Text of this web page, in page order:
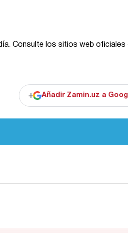
Consulte los sitios web
+ Añadir Zamin.uz a